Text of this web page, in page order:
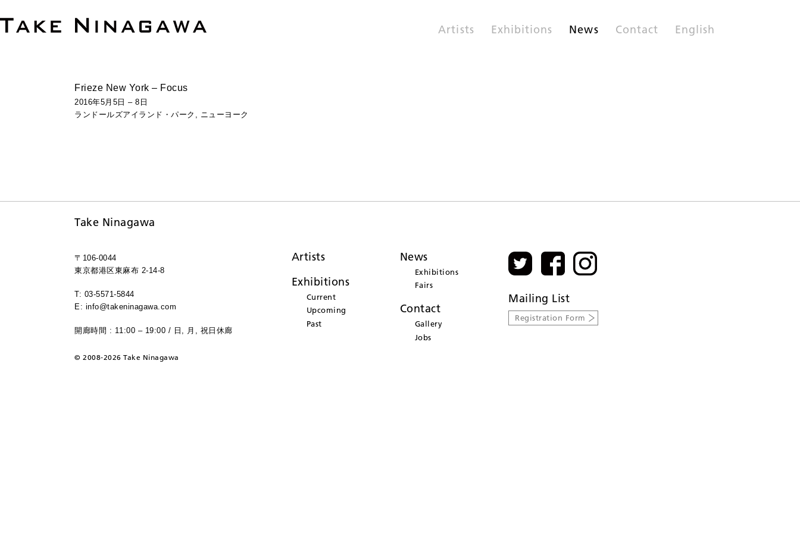
Artists Exhibitions News Contact English
Frieze New York – Focus
2016年5月5日 – 8日
ランドールズアイランド・パーク, ニューヨーク
Take Ninagawa
〒106-0044
東京都港区東麻布 2-14-8
T: 03-5571-5844
E: info@takeninagawa.com
開廊時間 : 11:00 – 19:00 / 日, 月, 祝日休廊
Artists
Exhibitions
Current
Upcoming
Past
News
Exhibitions
Fairs
Contact
Gallery
Jobs
Mailing List
Registration Form
© 2008-2026 Take Ninagawa